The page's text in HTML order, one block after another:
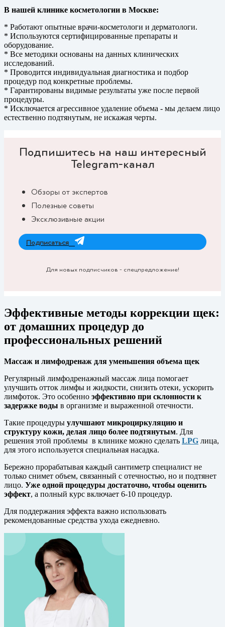
В нашей клинике косметологии в Москве:
* Работают опытные врачи-косметологи и дерматологи.
* Используются сертифицированные препараты и
оборудование.
* Все методики основаны на данных клинических
исследований.
* Проводится индивидуальная диагностика и подбор
процедур под конкретные проблемы.
* Гарантированы видимые результаты уже после первой
процедуры.
* Исключается агрессивное удаление объема - мы делаем лицо
естественно подтянутым, не искажая черты.
Подпишитесь на наш интересный
Telegram-канал
Обзоры от экспертов
Полезные советы
Эксклюзивные акции
Подписаться
Для новых подписчиков - спецпредложение!
Эффективные методы коррекции щек:
от домашних процедур до
профессиональных решений
Массаж и лимфодренаж для уменьшения объема щек
Регулярный лимфодренажный массаж лица помогает
улучшить отток лимфы и жидкости, снизить отеки, ускорить
лимфоток. Это особенно эффективно при склонности к
задержке воды в организме и выраженной отечности.
Такие процедуры улучшают микроциркуляцию и
структуру кожи, делая лицо более подтянутым. Для
решения этой проблемы в клинике можно сделать LPG лица,
для этого используется специальная насадка.
Бережно прорабатывая каждый сантиметр специалист не
только снимет объем, связанный с отечностью, но и подтянет
лицо. Уже одной процедуры достаточно, чтобы оценить
эффект, а полный курс включает 6-10 процедур.
Для поддержания эффекта важно использовать
рекомендованные средства ухода ежедневно.